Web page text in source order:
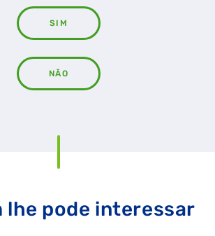
SIM
NÃO
lhe pode interessar